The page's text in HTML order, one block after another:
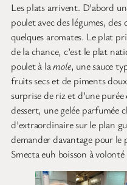
Les plats arrivent. D’abord
poulet avec des légumes,
quelques aromates. Le plat
de la chance, c’est le plat
poulet à lamole, une sauce
fruits secs et de piments
surprise de riz et d’une
dessert, une gelée parfumée
d’extraordinaire sur le plan
demander davantage pour
Smecta euh boisson à